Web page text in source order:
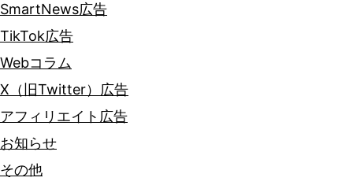
SmartNews広告
TikTok広告
Webコラム
X（旧Twitter）広告
アフィリエイト広告
お知らせ
その他